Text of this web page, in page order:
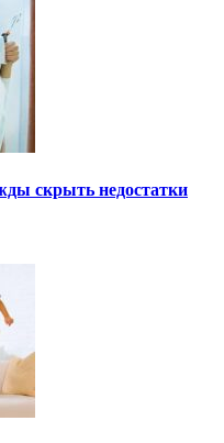
скрыть недостатки